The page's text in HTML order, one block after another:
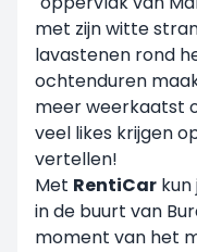
met zijn witte
lavastenen rond
ochtenduren
meer weerkaatst
veel likes krijgen
vertellen!
Met RentiCar
in de buurt van
moment van het